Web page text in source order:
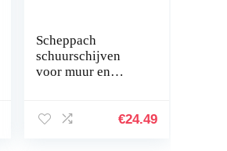
Scheppach
schuurschijven
voor muur en
DS930/DS210, €24.49